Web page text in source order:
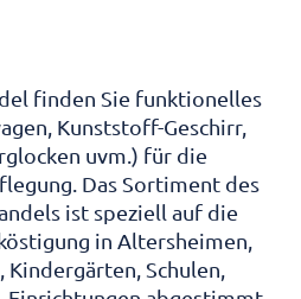
finden Sie funktionelles
Kunststoff-Geschirr,
uvm.) für die
Das Sortiment des
ist speziell auf die
in Altersheimen,
Kindergärten, Schulen,